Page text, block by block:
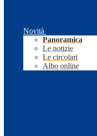
Novità
Panoramica
Le notizie
Le circolari
Albo online